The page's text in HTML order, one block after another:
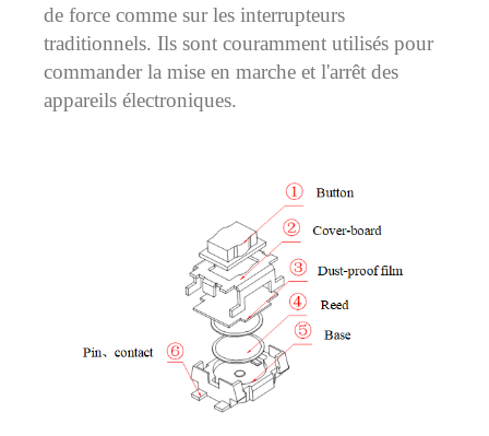
de force comme sur les interrupteurs
traditionnels. Ils sont couramment utilisés pour
commander la mise en marche et l'arrêt des
appareils électroniques.